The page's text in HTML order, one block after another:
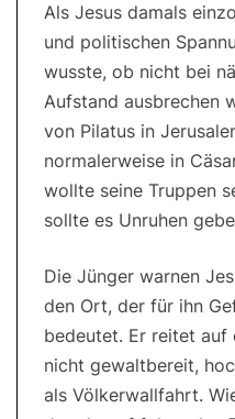
Als Jesus damals
und politischen
wusste, ob nicht bei
Aufstand ausbrechen
von Pilatus in
normalerweise in
wollte seine Truppen
sollte es Unruhen
Die Jünger warnen
den Ort, der für ihn
bedeutet. Er reitet auf
nicht gewaltbereit,
als Völkerwallfahrt.